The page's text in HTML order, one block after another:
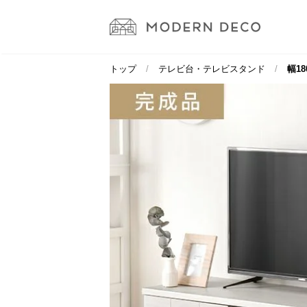
トップ テレビ台・テレビスタンド 幅